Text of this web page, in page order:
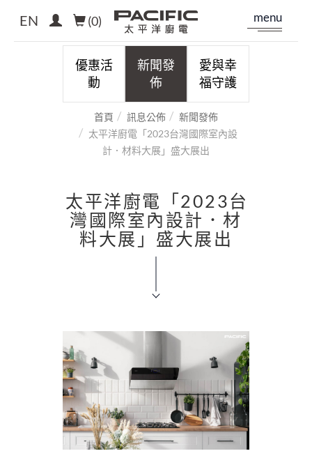
menu
(0)
EN
優惠活
動
新聞發
佈
愛與幸
福守護
首頁 訊息公佈
新聞發佈
太平洋廚電「2023台灣國際室內設
計．材料大展」盛大展出
太平洋廚電「2023台
灣國際室內設計．材
料大展」盛大展出